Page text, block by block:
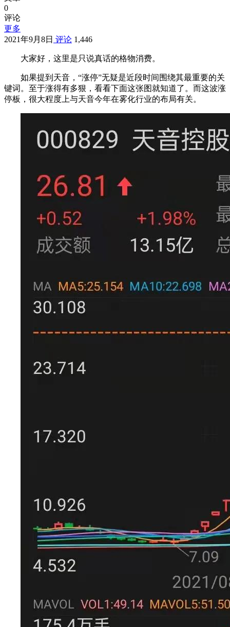
0
评论
更多
2021年9月8日 评论 1,446
大家好，这里是只说真话的格物消费。
如果提到天音，“涨停”无疑是近段时间围绕其最重要的关
键词。至于涨得有多狠，看看下面这张图就知道了。而这波涨
停板，很大程度上与天音今年在雾化行业的布局有关。